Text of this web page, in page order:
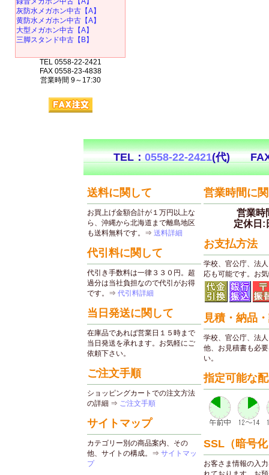
灰防水メガホン中古【A】
黄防水メガホン中古【A】
大型メガホン中古【A】
三脚スタンド中古【B】
TEL 0558-22-2421
FAX 0558-23-4838
営業時間 9～17:30